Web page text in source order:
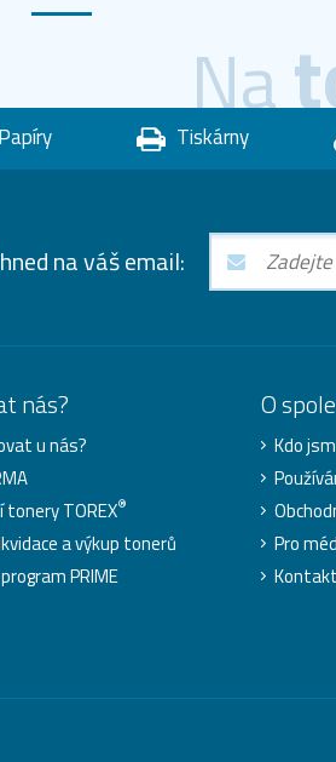
Na
Papíry Tiskárny
na váš email:
nás?
u nás?
TOREX®
a výkup tonerů
PRIME
O
Kdo
Pro
Kontakt